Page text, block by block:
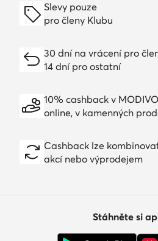
Slevy pouze
pro členy Klubu
30 dní na vrácení pro
14 dní pro ostatní
10% cashback v
online, v kamenných
Cashback lze
akcí nebo výprodejem
Stáhněte si